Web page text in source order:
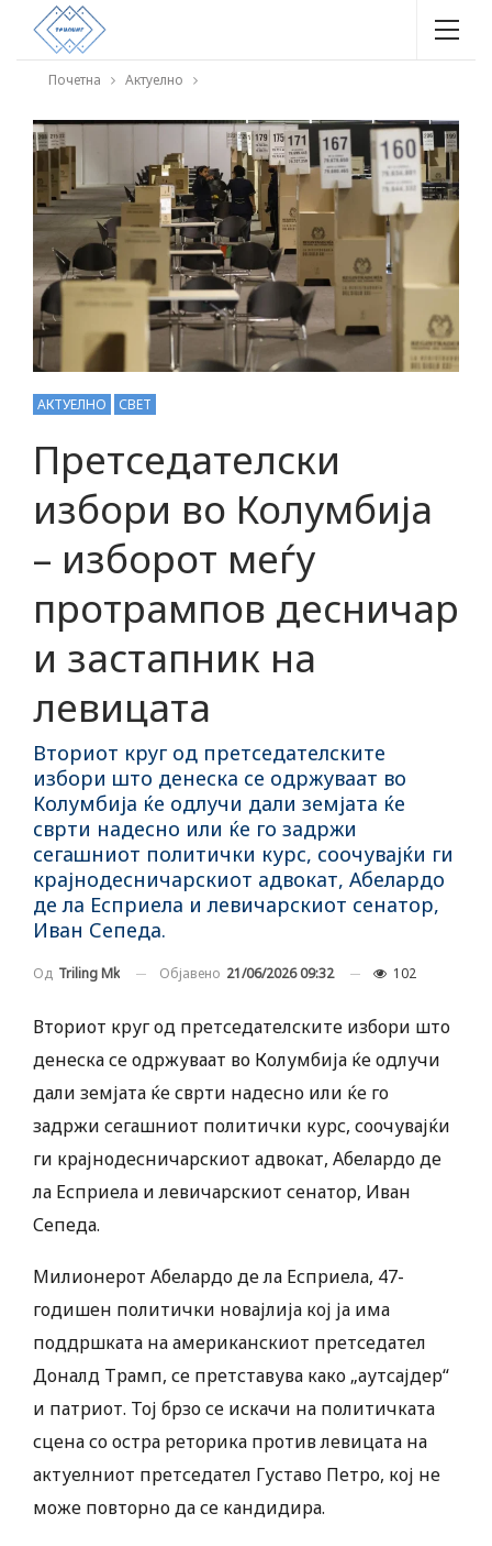
Почетна Актуелно
АКТУЕЛНО СВЕТ
Претседателски
избори во Колумбија
– изборот меѓу
протрампов десничар
и застапник на
левицата
Вториот круг од претседателските
избори што денеска се одржуваат во
Колумбија ќе одлучи дали земјата ќе
сврти надесно или ќе го задржи
сегашниот политички курс, соочувајќи ги
крајнодесничарскиот адвокат, Абелардо
де ла Есприела и левичарскиот сенатор,
Иван Сепеда.
Од Triling Mk Објавено 21/06/2026 09:32 102
Вториот круг од претседателските избори што
денеска се одржуваат во Колумбија ќе одлучи
дали земјата ќе сврти надесно или ќе го
задржи сегашниот политички курс, соочувајќи
ги крајнодесничарскиот адвокат, Абелардо де
ла Есприела и левичарскиот сенатор, Иван
Сепеда.
Милионерот Абелардо де ла Есприела, 47-
годишен политички новајлија кој ја има
поддршката на американскиот претседател
Доналд Трамп, се претставува како „аутсајдер“
и патриот. Тој брзо се искачи на политичката
сцена со остра реторика против левицата на
актуелниот претседател Густаво Петро, кој не
може повторно да се кандидира.